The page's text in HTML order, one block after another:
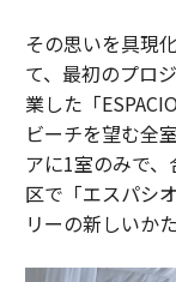
その思いを具現
て、最初のプロ
業した「
ビーチを望む全
アに1室のみで
区で「エスパシ
リーの新しいか